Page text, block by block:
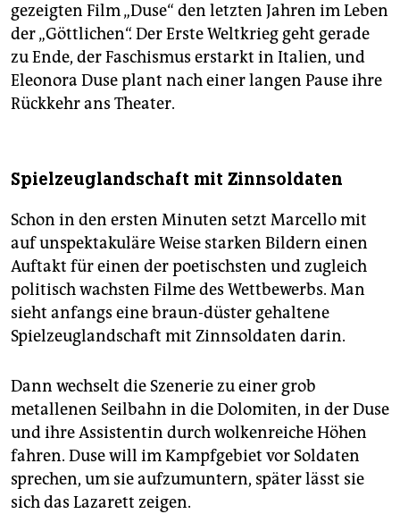
gezeigten Film „Duse“ den letzten Jahren im Leben
der „Göttlichen“. Der Erste Weltkrieg geht gerade
zu Ende, der Faschismus erstarkt in Italien, und
Eleonora Duse plant nach einer langen Pause ihre
Rückkehr ans Theater.
Spielzeuglandschaft mit Zinnsoldaten
Schon in den ersten Minuten setzt Marcello mit
auf unspektakuläre Weise starken Bildern einen
Auftakt für einen der poe­tisch­sten und zugleich
politisch wachsten Filme des Wettbewerbs. Man
sieht anfangs eine braun-düster gehaltene
Spielzeuglandschaft mit Zinnsoldaten darin.
Dann wechselt die Szenerie zu einer grob
metallenen Seilbahn in die Dolomiten, in der Duse
und ihre Assistentin durch wolkenreiche Höhen
fahren. Duse will im Kampfgebiet vor Soldaten
sprechen, um sie aufzumuntern, später lässt sie
sich das Lazarett zeigen.